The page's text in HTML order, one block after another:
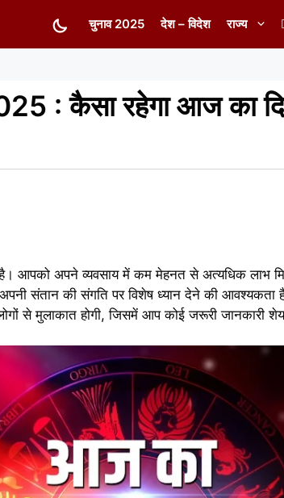
चुनाव 2025 देश – विदेश राज्य
: कैसा रहेगा आज का
आपको अपने व्यवसाय में कम मेहनत से अत्यधिक लाभ
संतान की संगति पर विशेष ध्यान देने की आवश्यकता
से मुलाकात होगी, जिसमें आप कोई जरूरी जानकारी